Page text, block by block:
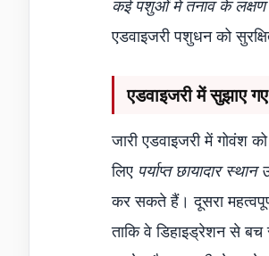
कई पशुओं में तनाव के लक्षण
एडवाइजरी पशुधन को
एडवाइजरी में सुझाए
जारी एडवाइजरी में गोवंश
लिए पर्याप्त छायादार
कर सकते हैं। दूसरा
ताकि वे डिहाइड्रेशन से